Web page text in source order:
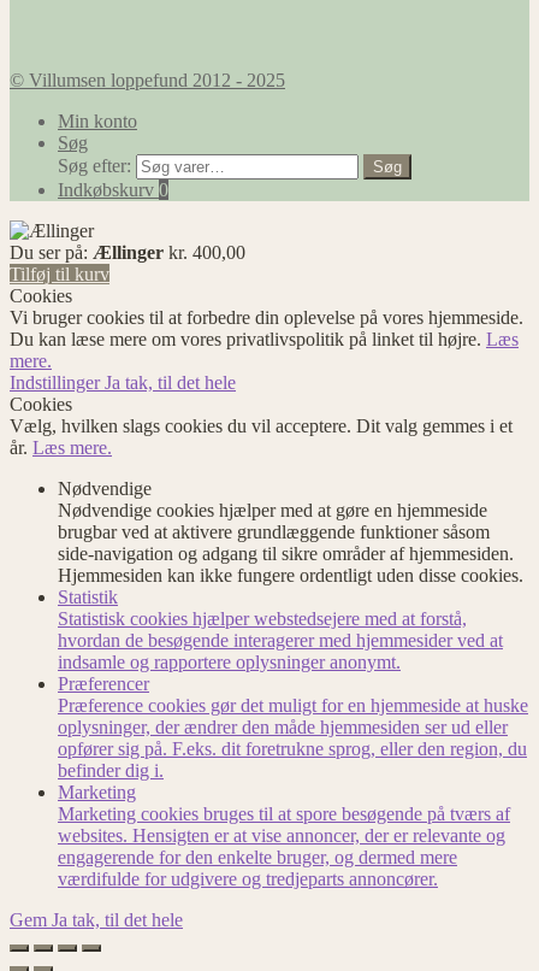
© Villumsen loppefund 2012 - 2025
Min konto
Søg
Søg efter:
Søg
Indkøbskurv 0
Du ser på: Ællinger kr. 400,00
Tilføj til kurv
Cookies
Vi bruger cookies til at forbedre din oplevelse på vores hjemmeside.
Du kan læse mere om vores privatlivspolitik på linket til højre. Læs
mere.
IndstillingerJa tak, til det hele
Cookies
Vælg, hvilken slags cookies du vil acceptere. Dit valg gemmes i et
år. Læs mere.
Nødvendige
Nødvendige cookies hjælper med at gøre en hjemmeside
brugbar ved at aktivere grundlæggende funktioner såsom
side-navigation og adgang til sikre områder af hjemmesiden.
Hjemmesiden kan ikke fungere ordentligt uden disse cookies.
Statistik
Statistisk cookies hjælper webstedsejere med at forstå,
hvordan de besøgende interagerer med hjemmesider ved at
indsamle og rapportere oplysninger anonymt.
Præferencer
Præference cookies gør det muligt for en hjemmeside at huske
oplysninger, der ændrer den måde hjemmesiden ser ud eller
opfører sig på. F.eks. dit foretrukne sprog, eller den region, du
befinder dig i.
Marketing
Marketing cookies bruges til at spore besøgende på tværs af
websites. Hensigten er at vise annoncer, der er relevante og
engagerende for den enkelte bruger, og dermed mere
værdifulde for udgivere og tredjeparts annoncører.
Gem Ja tak, til det hele